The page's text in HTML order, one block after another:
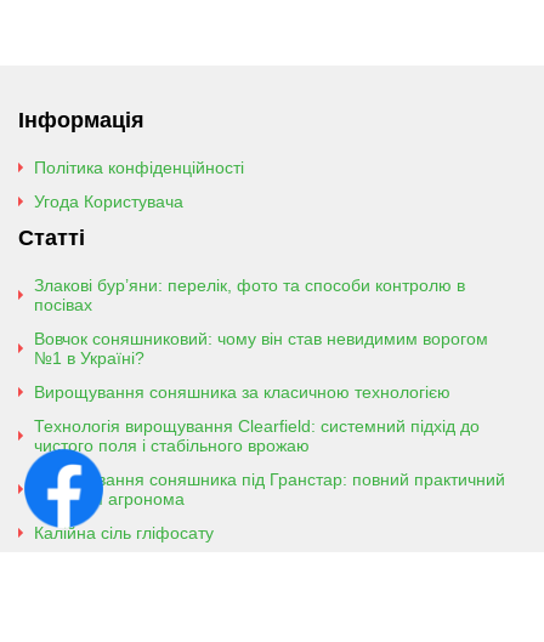
Інформація
Політика конфіденційності
Угода Користувача
Статті
Злакові бур’яни: перелік, фото та способи контролю в
посівах
Вовчок соняшниковий: чому він став невидимим ворогом
№1 в Україні?
Вирощування соняшника за класичною технологією
Технологія вирощування Clearfield: системний підхід до
чистого поля і стабільного врожаю
Вирощування соняшника під Гранстар: повний практичний
гайд для агронома
Калійна сіль гліфосату